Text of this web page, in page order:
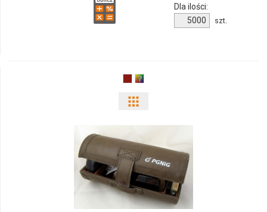
Dla ilości:
Ilość
produktu
szt.
odmiany
i
ilości
produktu